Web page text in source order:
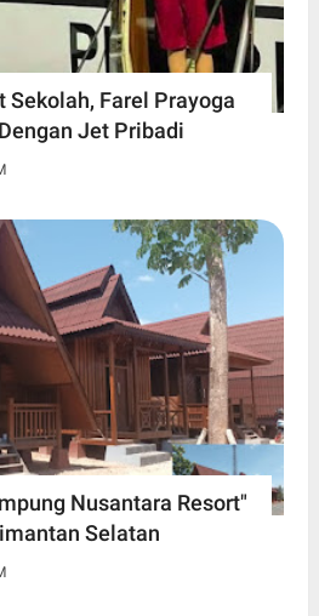
Sekolah, Farel Prayoga
Jet Pribadi
Nusantara Resort"
Selatan